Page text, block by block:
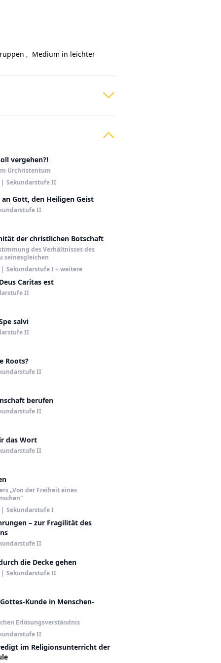
, Medium in leichter
vergehen?!
Urchristentum
| Sekundarstufe II
Gott, den Heiligen Geist
II
der christlichen Botschaft
des Verhältnisses des
seinesgleichen
| Sekundarstufe I + weitere
Caritas est
II
salvi
II
Roots?
II
berufen
II
das Wort
II
„Von der Freiheit eines
| Sekundarstufe I
– zur Fragilität des
II
die Decke gehen
| Sekundarstufe II
Kunde in Menschen-
Erlösungsverständnis
II
im Religionsunterricht der